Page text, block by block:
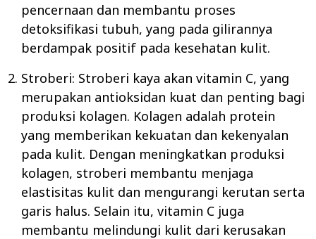
pencernaan dan membantu proses
detoksifikasi tubuh, yang pada gilirannya
berdampak positif pada kesehatan kulit.
Stroberi: Stroberi kaya akan vitamin C, yang
merupakan antioksidan kuat dan penting bagi
produksi kolagen. Kolagen adalah protein
yang memberikan kekuatan dan kekenyalan
pada kulit. Dengan meningkatkan produksi
kolagen, stroberi membantu menjaga
elastisitas kulit dan mengurangi kerutan serta
garis halus. Selain itu, vitamin C juga
membantu melindungi kulit dari kerusakan